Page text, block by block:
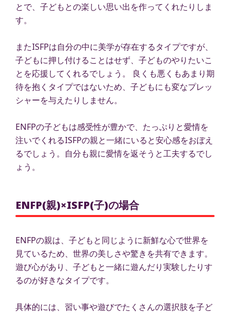
とで、子どもとの楽しい思い出を作ってくれたりしま
す。
またISFPは自分の中に美学が存在するタイプですが、
子どもに押し付けることはせず、子どものやりたいこ
とを応援してくれるでしょう。 良くも悪くもあまり期
待を抱くタイプではないため、子どもにも変なプレッ
シャーを与えたりしません。
ENFPの子どもは感受性が豊かで、たっぷりと愛情を
注いでくれるISFPの親と一緒にいると安心感をおぼえ
るでしょう。自分も親に愛情を返そうと工夫するでし
ょう。
ENFP(親)×ISFP(子)の場合
ENFPの親は、子どもと同じように新鮮な心で世界を
見ているため、世界の美しさや驚きを共有できます。
遊び心があり、子どもと一緒に遊んだり実験したりす
るのが好きなタイプです。
具体的には、習い事や遊びでたくさんの選択肢を子ど